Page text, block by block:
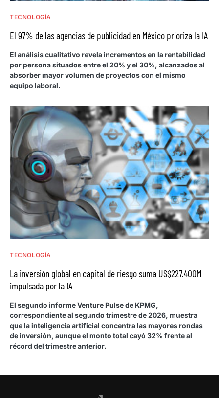
TECNOLOGÍA
El 97% de las agencias de publicidad en México prioriza la IA
El análisis cualitativo revela incrementos en la rentabilidad
por persona situados entre el 20% y el 30%, alcanzados al
absorber mayor volumen de proyectos con el mismo
equipo laboral.
TECNOLOGÍA
La inversión global en capital de riesgo suma US$227.400M
impulsada por la IA
El segundo informe Venture Pulse de KPMG,
correspondiente al segundo trimestre de 2026, muestra
que la inteligencia artificial concentra las mayores rondas
de inversión, aunque el monto total cayó 32% frente al
récord del trimestre anterior.